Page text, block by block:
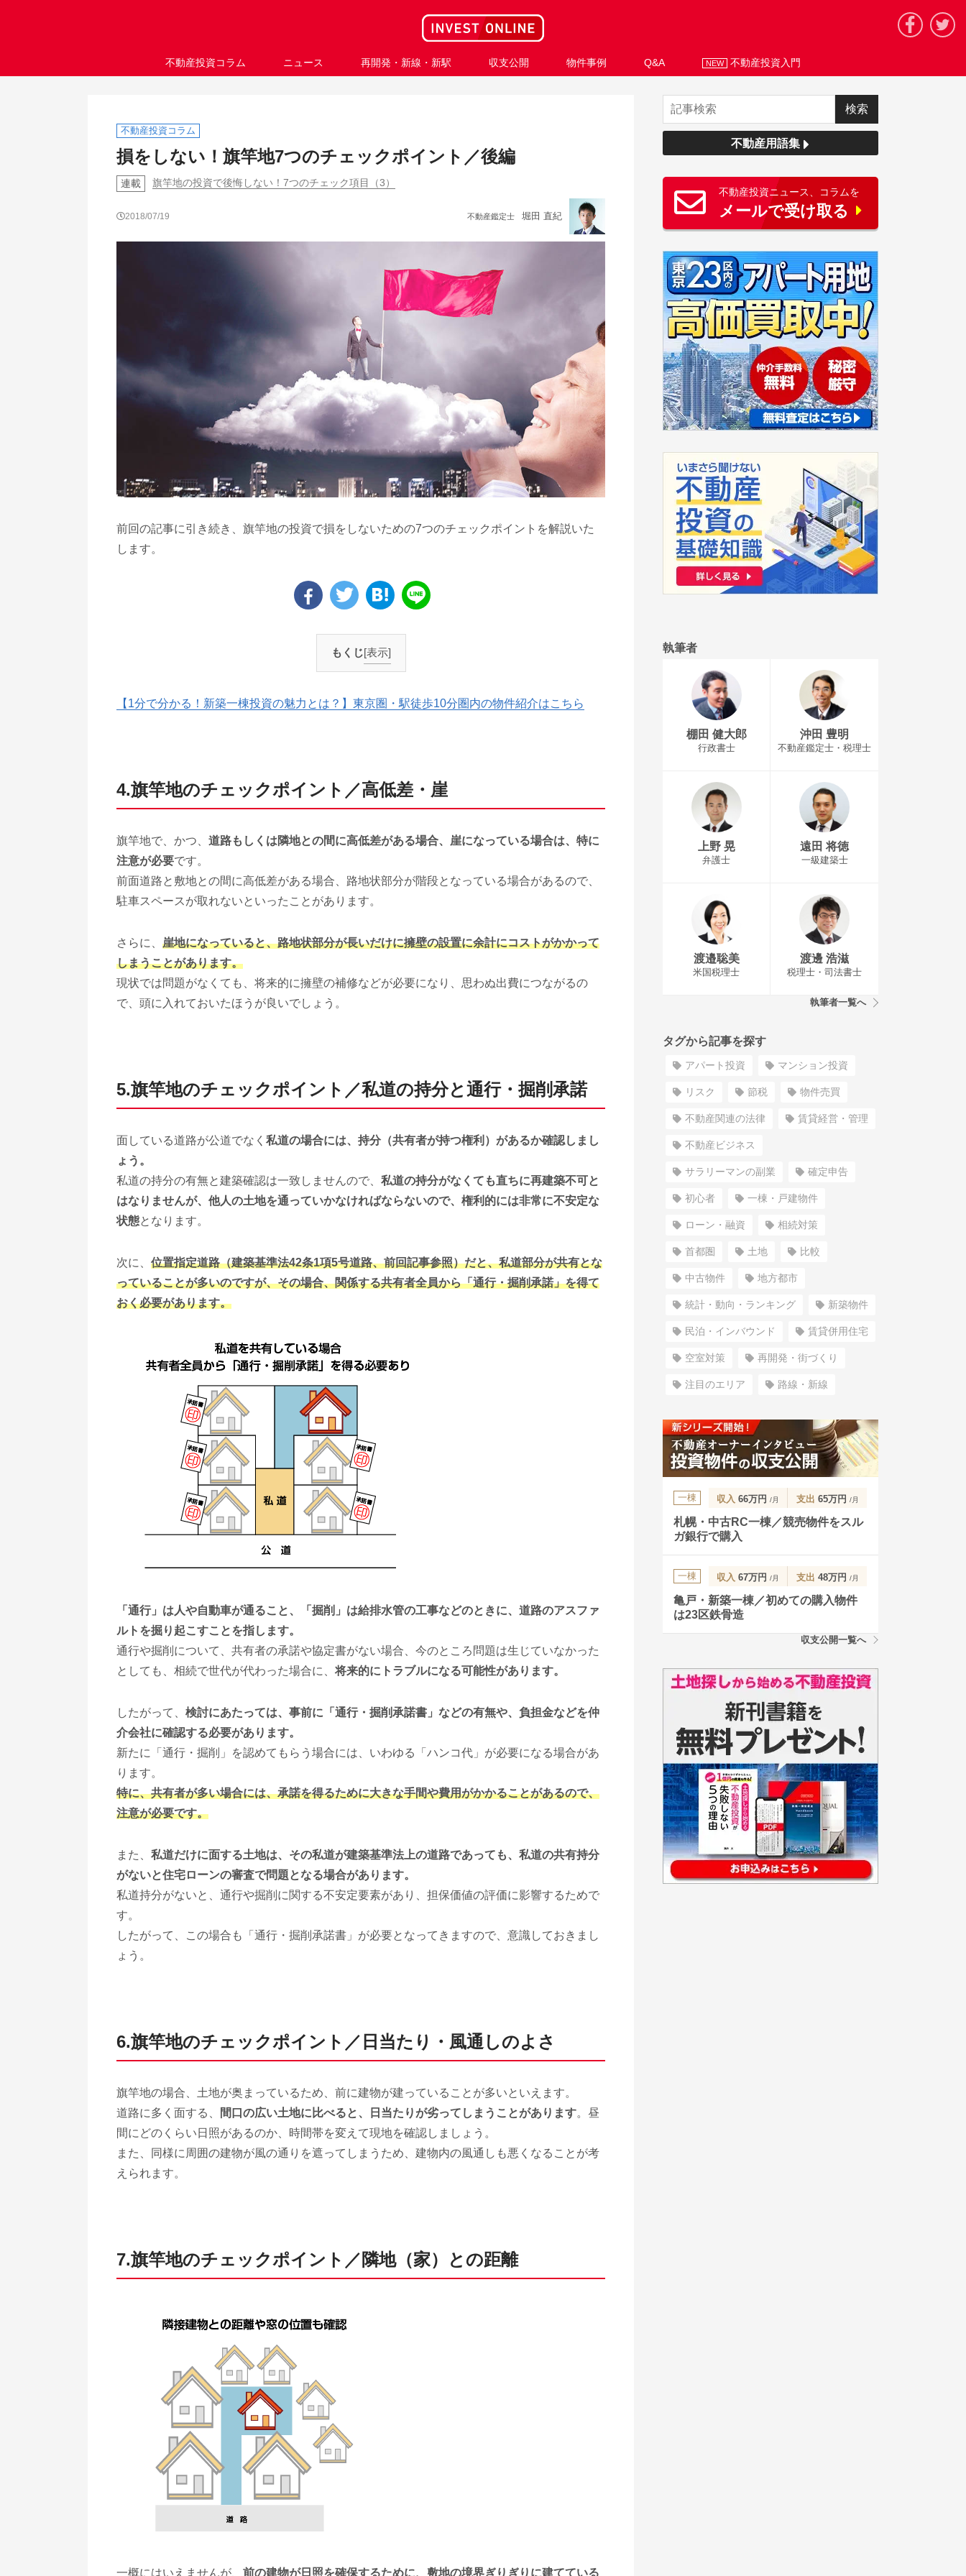
不動産投資コラム ニュース 再開発・新線・新駅 収支公開 物件事例 Q&A NEW 不動産投資入門
不動産投資コラム
損をしない！旗竿地7つのチェックポイント／後編
連載 旗竿地の投資で後悔しない！7つのチェック項目（3）
2018/07/19 不動産鑑定士 堀田 直紀
前回の記事に引き続き、旗竿地の投資で損をしないための7つのチェックポイントを解説いた
します。
もくじ[表示]
【1分で分かる！新築一棟投資の魅力とは？】東京圏・駅徒歩10分圏内の物件紹介はこちら
4.旗竿地のチェックポイント／高低差・崖
旗竿地で、かつ、 道路もしくは隣地との間に高低差がある場合、崖になっている場合は、特に
注意が必要です。
前面道路と敷地との間に高低差がある場合、路地状部分が階段となっている場合があるので、
駐車スペースが取れないといったことがあります。
さらに、 崖地になっていると、路地状部分が長いだけに擁壁の設置に余計にコストがかかって
しまうことがあります。
現状では問題がなくても、将来的に擁壁の補修などが必要になり、思わぬ出費につながるの
で、頭に入れておいたほうが良いでしょう。
5.旗竿地のチェックポイント／私道の持分と通行・掘削承諾
面している道路が公道でなく 私道の場合には、持分（共有者が持つ権利）があるか確認しまし
ょう。
私道の持分の有無と建築確認は一致しませんので、 私道の持分がなくても直ちに再建築不可と
はなりませんが、他人の土地を通っていかなければならないので、権利的には非常に不安定な
状態となります。
次に、 位置指定道路（建築基準法42条1項5号道路、前回記事参照）だと、私道部分が共有とな
っていることが多いのですが、その場合、関係する共有者全員から「通行・掘削承諾」を得て
おく必要があります。
「通行」は人や自動車が通ること、「掘削」は給排水管の工事などのときに、道路のアスファ
ルトを掘り起こすことを指します。
通行や掘削について、共有者の承諾や協定書がない場合、今のところ問題は生じていなかった
としても、相続で世代が代わった場合に、将来的にトラブルになる可能性があります。
したがって、 検討にあたっては、事前に「通行・掘削承諾書」などの有無や、負担金などを仲
介会社に確認する必要があります。
新たに「通行・掘削」を認めてもらう場合には、いわゆる「ハンコ代」が必要になる場合があ
ります。
特に、共有者が多い場合には、承諾を得るために大きな手間や費用がかかることがあるので、
注意が必要です。
また、 私道だけに面する土地は、その私道が建築基準法上の道路であっても、私道の共有持分
がないと住宅ローンの審査で問題となる場合があります。
私道持分がないと、通行や掘削に関する不安定要素があり、担保価値の評価に影響するためで
す。
したがって、この場合も「通行・掘削承諾書」が必要となってきますので、意識しておきまし
ょう。
6.旗竿地のチェックポイント／日当たり・風通しのよさ
旗竿地の場合、土地が奥まっているため、前に建物が建っていることが多いといえます。
道路に多く面する、
間口の広い土地に比べると、日当たりが劣ってしまうことがあります。昼
間にどのくらい日照があるのか、時間帯を変えて現地を確認しましょう。
また、同様に周囲の建物が風の通りを遮ってしまうため、建物内の風通しも悪くなることが考
えられます。
7.旗竿地のチェックポイント／隣地（家）との距離
一概にはいえませんが、 前の建物が日照を確保するために、敷地の境界ぎりぎりに建てている
不動産用語集
不動産投資ニュース、コラムを
メールで受け取る
執筆者
棚田 健大郎
行政書士
沖田 豊明
不動産鑑定士・税理士
上野 晃
弁護士
遠田 将徳
一級建築士
渡邉聡美
米国税理士
渡邊 浩滋
税理士・司法書士
執筆者一覧へ
タグから記事を探す
アパート投資 マンション投資
リスク 節税 物件売買
不動産関連の法律 賃貸経営・管理
不動産ビジネス
サラリーマンの副業 確定申告
初心者 一棟・戸建物件
ローン・融資 相続対策
首都圏 土地 比較
中古物件 地方都市
統計・動向・ランキング 新築物件
民泊・インバウンド 賃貸併用住宅
空室対策 再開発・街づくり
注目のエリア 路線・新線
一棟 収入 66万円 /月 支出 65万円 /月
札幌・中古RC一棟／競売物件をスル
ガ銀行で購入
一棟 収入 67万円 /月 支出 48万円 /月
亀戸・新築一棟／初めての購入物件
は23区鉄骨造
収支公開一覧へ